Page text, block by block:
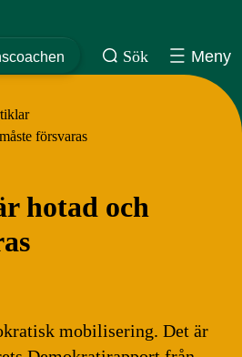
Sök Meny
försvaras
hotad och
mobilisering. Det är